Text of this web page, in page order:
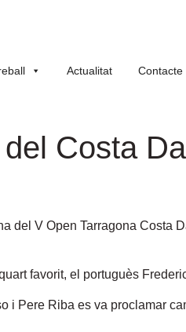
Actualitat Contacte
Costa
del V Open Tarragona Costa
favorit, el portuguès
i Pere Riba es va proclamar